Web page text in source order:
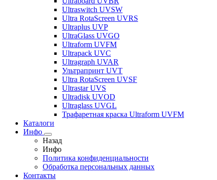
Ultraswitch UVSW
Ultra RotaScreen UVRS
Ultraplus UVP
UltraGlass UVGO
Ultraform UVFM
Ultrapack UVC
Ultragraph UVAR
Ультрапринт UVT
Ultra RotaScreen UVSF
Ultrastar UVS
Ultradisk UVOD
Ultraglass UVGL
Трафаретная краска Ultraform UVFM
Каталоги
Инфо
Назад
Инфо
Политика конфиденциальности
Обработка персональных данных
Контакты